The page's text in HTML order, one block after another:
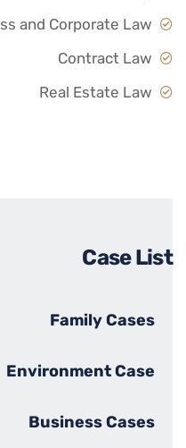
and Corporate Law
Contract Law
Real Estate Law
Case List
Family Cases
Environment Case
Business Cases